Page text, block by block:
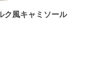
ク風キャミソール